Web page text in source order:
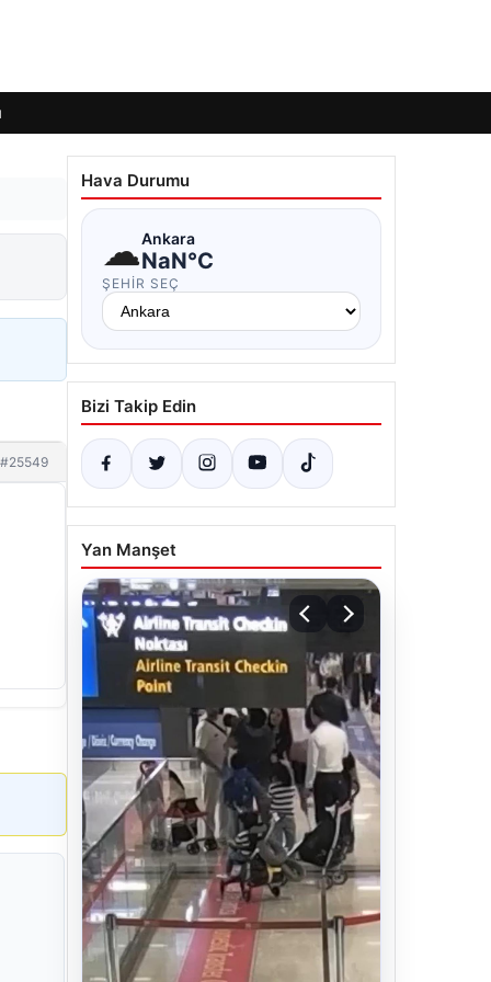
#25549
Hava Durumu
☁Ankara
NaN°C
ŞEHIR SEÇ
Bizi Takip Edin
Yan Manşet